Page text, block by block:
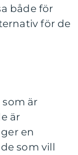
både för
för de
är
är
en
som vill